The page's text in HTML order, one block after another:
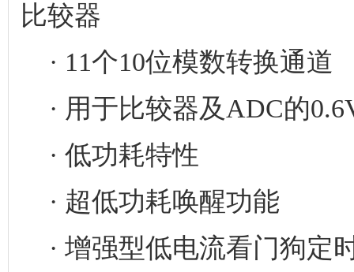
比较器
· 11个10位模数转换通道
· 用于比较器及ADC的
· 低功耗特性
· 超低功耗唤醒功能
· 增强型低电流看门狗定